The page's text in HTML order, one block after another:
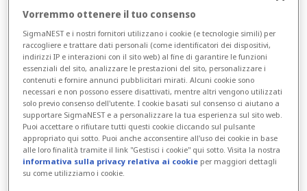
Production Management
Op Secondarie
Lavorazione CNC
Ricezione/Logistica
Preventivazione
Back Office
CAD/CAM
Magazzino
Vorremmo ottenere il tuo consenso
SigmaNEST e i nostri fornitori utilizzano i cookie (e tecnologie simili) per
raccogliere e trattare dati personali (come identificatori dei dispositivi,
indirizzi IP e interazioni con il sito web) al fine di garantire le funzioni
essenziali del sito, analizzare le prestazioni del sito, personalizzare i
contenuti e fornire annunci pubblicitari mirati. Alcuni cookie sono
necessari e non possono essere disattivati, mentre altri vengono utilizzati
solo previo consenso dell'utente. I cookie basati sul consenso ci aiutano a
supportare SigmaNEST e a personalizzare la tua esperienza sul sito web.
Puoi accettare o rifiutare tutti questi cookie cliccando sul pulsante
appropriato qui sotto. Puoi anche acconsentire all'uso dei cookie in base
alle loro finalità tramite il link "Gestisci i cookie" qui sotto. Visita la nostra
informativa sulla privacy relativa ai cookie per maggiori dettagli
su come utilizziamo i cookie.